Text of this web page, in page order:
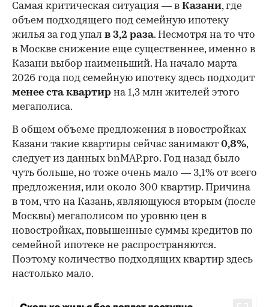
Самая критическая ситуация — в Казани, где
объем подходящего под семейную ипотеку
жилья за год упал в 3,2 раза. Несмотря на то что
в Москве снижение еще существеннее, именно в
Казани выбор наименьший. На начало марта
2026 года под семейную ипотеку здесь подходит
менее ста квартир на 1,3 млн жителей этого
мегаполиса.
В общем объеме предложения в новостройках
Казани такие квартиры сейчас занимают 0,8%,
следует из данных bnMAP.pro. Год назад было
чуть больше, но тоже очень мало — 3,1% от всего
предложения, или около 300 квартир. Причина
в том, что на Казань, являющуюся вторым (после
Москвы) мегаполисом по уровню цен в
новостройках, повышенные суммы кредитов по
семейной ипотеке не распространяются.
Поэтому количество подходящих квартир здесь
настолько мало.